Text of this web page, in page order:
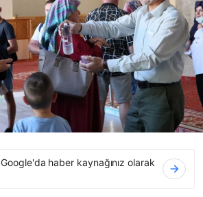
Google'da haber kaynağınız olarak